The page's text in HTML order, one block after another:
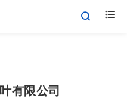
有限公司